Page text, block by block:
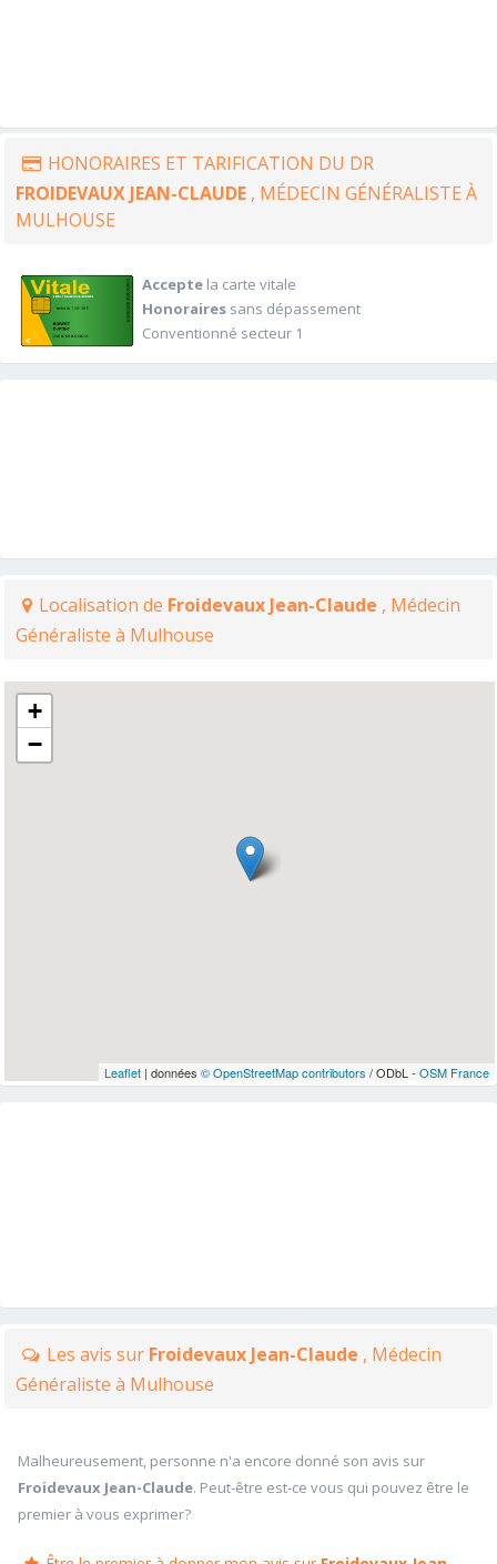
HONORAIRES ET TARIFICATION DU DR
FROIDEVAUX JEAN-CLAUDE , MÉDECIN GÉNÉRALISTE À
MULHOUSE
Acceptela carte vitale
Honorairessans dépassement
Conventionné secteur 1
Localisation de Froidevaux Jean-Claude , Médecin
Généraliste à Mulhouse
+
−
Leaflet| données © OpenStreetMap contributors / ODbL - OSM France
Les avis sur Froidevaux Jean-Claude , Médecin
Généraliste à Mulhouse
Malheureusement, personne n'a encore donné son avis sur
Froidevaux Jean-Claude. Peut-être est-ce vous qui pouvez être le
premier à vous exprimer?